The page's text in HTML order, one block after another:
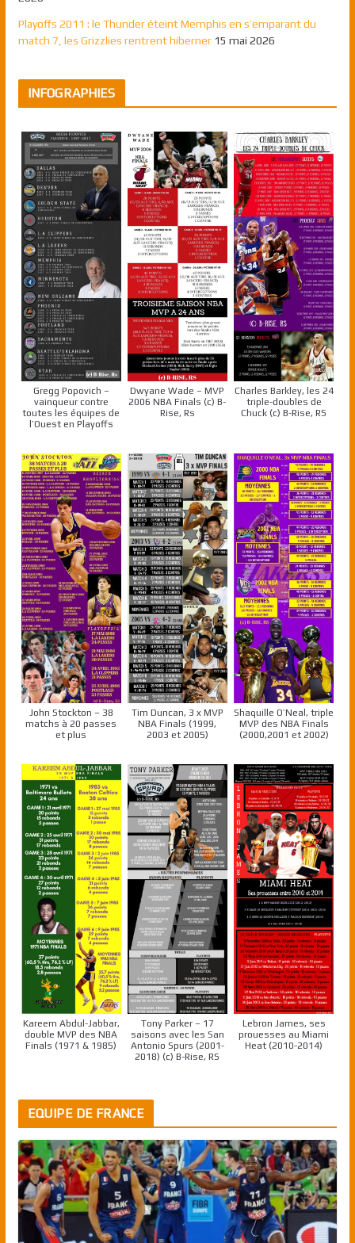
Playoffs 2011 : le Thunder éteint Memphis en s’emparant du
match 7, les Grizzlies rentrent hiberner 15 mai 2026
INFOGRAPHIES
Gregg Popovich –
vainqueur contre
toutes les équipes de
l’Ouest en Playoffs
Dwyane Wade – MVP
2006 NBA Finals (c) B-
Rise, Rs
Charles Barkley, les 24
triple-doubles de
Chuck (c) B-Rise, RS
John Stockton – 38
matchs à 20 passes
et plus
Tim Duncan, 3 x MVP
NBA Finals (1999,
2003 et 2005)
Shaquille O’Neal, triple
MVP des NBA Finals
(2000,2001 et 2002)
Kareem Abdul-Jabbar,
double MVP des NBA
Finals (1971 & 1985)
Tony Parker – 17
saisons avec les San
Antonio Spurs (2001-
2018) (c) B-Rise, RS
Lebron James, ses
prouesses au Miami
Heat (2010-2014)
EQUIPE DE FRANCE